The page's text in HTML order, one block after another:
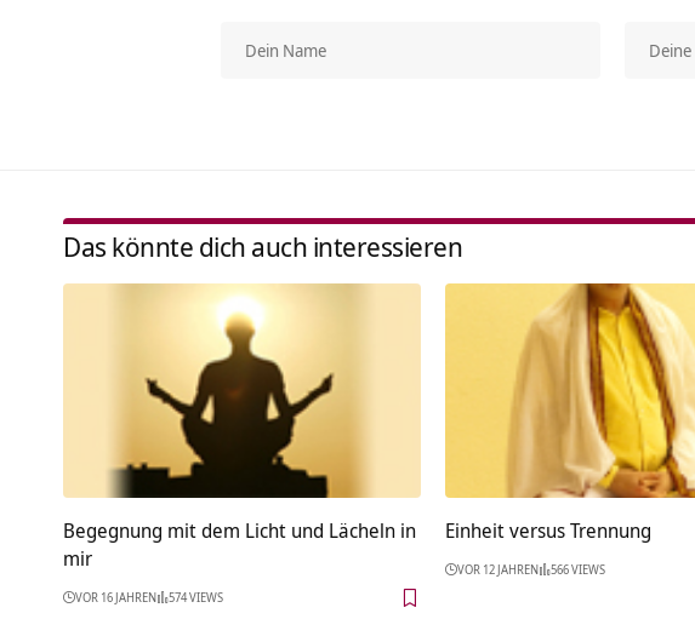
Das könnte dich auch interessieren
Begegnung mit dem Licht und Lächeln in
mir
VOR 16 JAHREN 574 VIEWS
Einheit versus Trennung
VOR 12 JAHREN 566 VIEWS